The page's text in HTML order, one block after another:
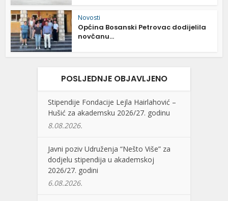
Novosti
Općina Bosanski Petrovac dodijelila
novčanu...
POSLJEDNJE OBJAVLJENO
Stipendije Fondacije Lejla Hairlahović –
Hušić za akademsku 2026/27. godinu
8.08.2026.
Javni poziv Udruženja “Nešto Više” za
dodjelu stipendija u akademskoj
2026/27. godini
6.08.2026.